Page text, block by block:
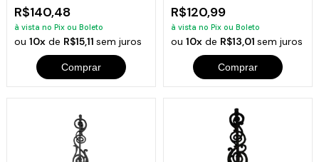
R$140,48
à vista no Pix ou Boleto
ou10x de R$15,11sem juros
Comprar
R$120,99
à vista no Pix ou Boleto
ou 10xde R$13,01 sem juros
Comprar